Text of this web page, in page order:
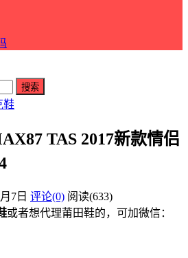
搜索
鞋
TAS 2017新款情侣
7日 评论(0) 阅读(633)
或者想代理莆田鞋的，可加微信：